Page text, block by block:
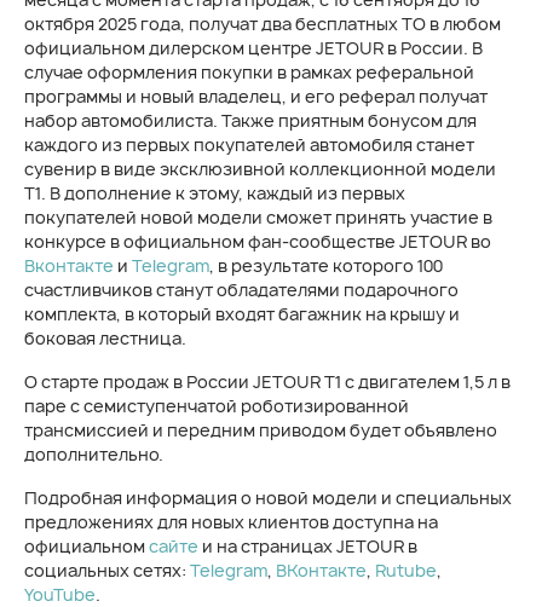
октября 2025 года, получат два бесплатных ТО в любом
официальном дилерском центре JETOUR в России. В
случае оформления покупки в рамках реферальной
программы и новый владелец, и его реферал получат
набор автомобилиста. Также приятным бонусом для
каждого из первых покупателей автомобиля станет
сувенир в виде эксклюзивной коллекционной модели
T1. В дополнение к этому, каждый из первых
покупателей новой модели сможет принять участие в
конкурсе в официальном фан-сообществе JETOUR во
Вконтакте и Telegram, в результате которого 100
счастливчиков станут обладателями подарочного
комплекта, в который входят багажник на крышу и
боковая лестница.
О старте продаж в России JETOUR T1 с двигателем 1,5 л в
паре с семиступенчатой роботизированной
трансмиссией и передним приводом будет объявлено
дополнительно.
Подробная информация о новой модели и специальных
предложениях для новых клиентов доступна на
официальномсайте и на страницах JETOUR в
социальных сетях: Telegram, ВКонтакте, Rutube,
YouTube.